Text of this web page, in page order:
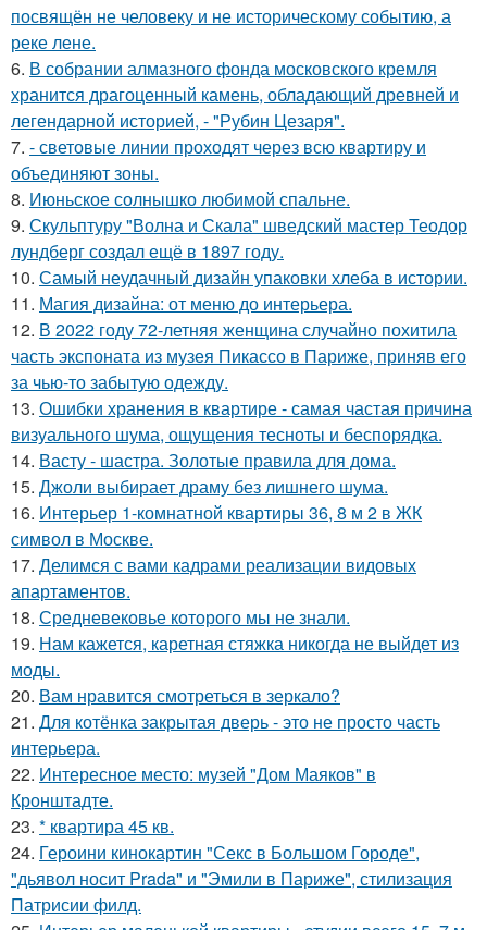
посвящён не человеку и не историческому событию, а
реке лене.
6. В собрании алмазного фонда московского кремля
хранится драгоценный камень, обладающий древней и
легендарной историей, - "Рубин Цезаря".
7. - световые линии проходят через всю квартиру и
объединяют зоны.
8. Июньское солнышко любимой спальне.
9. Скульптуру "Волна и Скала" шведский мастер Теодор
лундберг создал ещё в 1897 году.
10. Самый неудачный дизайн упаковки хлеба в истории.
11. Магия дизайна: от меню до интерьера.
12. В 2022 году 72-летняя женщина случайно похитила
часть экспоната из музея Пикассо в Париже, приняв его
за чью-то забытую одежду.
13. Ошибки хранения в квартире - самая частая причина
визуального шума, ощущения тесноты и беспорядка.
14. Васту - шастра. Золотые правила для дома.
15. Джоли выбирает драму без лишнего шума.
16. Интерьер 1-комнатной квартиры 36, 8 м 2 в ЖК
символ в Москве.
17. Делимся с вами кадрами реализации видовых
апартаментов.
18. Средневековье которого мы не знали.
19. Нам кажется, каретная стяжка никогда не выйдет из
моды.
20. Вам нравится смотреться в зеркало?
21. Для котёнка закрытая дверь - это не просто часть
интерьера.
22. Интересное место: музей "Дом Маяков" в
Кронштадте.
23. * квартира 45 кв.
24. Героини кинокартин "Секс в Большом Городе",
"дьявол носит Prada" и "Эмили в Париже", стилизация
Патрисии филд.